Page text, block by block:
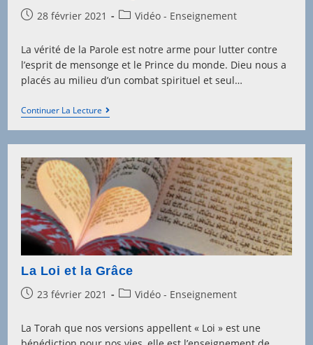
Post28 février 2021
PostVidéo - Enseignement
La vérité de la Parole est notre arme pour lutter contre
l’esprit de mensonge et le Prince du monde. Dieu nous a
placés au milieu d’un combat spirituel et seul…
Continuer La LectureVérité
Et
Mensonge
La Loi et la Grâce
Post23 février 2021
PostVidéo - Enseignement
La Torah que nos versions appellent « Loi » est une